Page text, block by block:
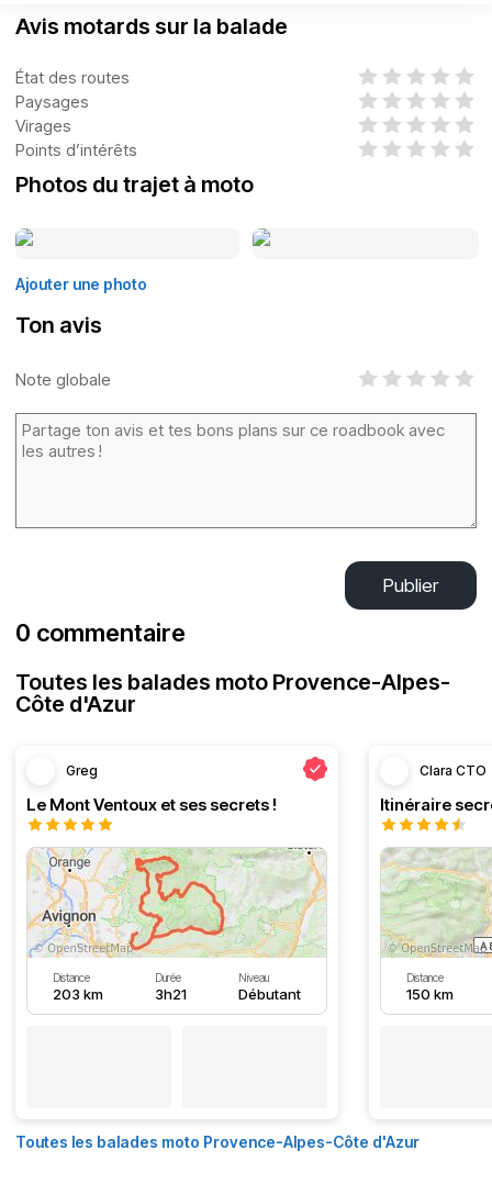
Avis motards sur la balade
État des routes
Paysages
Virages
Points d’intérêts
Photos du trajet à moto
Ajouter une photo
Ton avis
Note globale
Publier
0 commentaire
Toutes les balades moto Provence-Alpes-
Côte d'Azur
Greg
Le Mont Ventoux et ses secrets !
Distance
203 km
Durée
3h21
Niveau
Débutant
Clara CTO
Distance
150 km
Toutes les balades moto Provence-Alpes-Côte d'Azur